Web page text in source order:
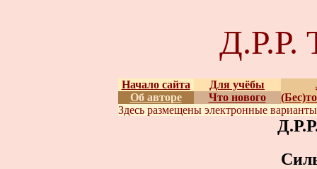
Начало сайта Для учёбы
Об авторе
Что нового
Здесь размещены электронные